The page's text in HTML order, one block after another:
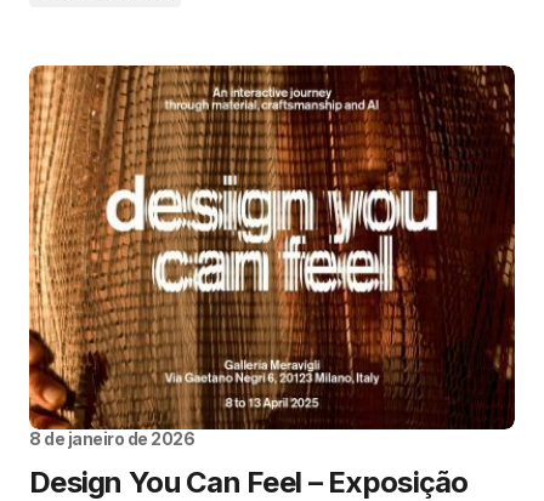
8 de janeiro de 2026
Design You Can Feel – Exposição